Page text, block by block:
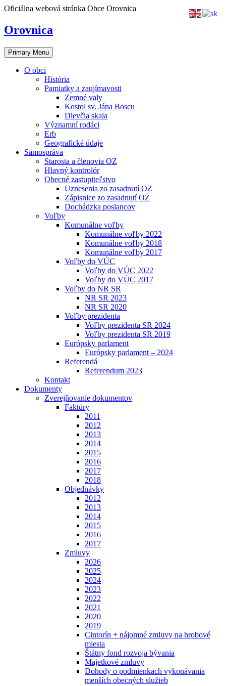
Skip
content
Oficiálna webová stránka Obce Orovnica
Orovnica
Primary Menu
O obci
História
Pamiatky a zaujímavosti
Zemné valy
Kostol sv. Jána Boscu
Dievčia skala
Významní rodáci
Erb
Geografické údaje
Samospráva
Starosta a členovia OZ
Hlavný kontrolór
Obecné zastupiteľstvo
Uznesenia zo zasadnutí OZ
Zápisnice zo zasadnutí OZ
Dochádzka poslancov
Voľby
Komunálne voľby
Komunálne voľby 2022
Komunálne voľby 2018
Komunálne voľby 2017
Voľby do VÚC
Voľby do VÚC 2022
Voľby do VÚC 2017
Voľby do NR SR
NR SR 2023
NR SR 2020
Voľby prezidenta
Voľby prezidenta SR 2024
Voľby prezidenta SR 2019
Európsky parlament
Európsky parlament – 2024
Referendá
Referendum 2023
Kontakt
Dokumenty
Zverejňovanie dokumentov
Faktúry
2011
2012
2013
2014
2015
2016
2017
2018
Objednávky
2012
2013
2014
2015
2016
2017
Zmluvy
2026
2025
2024
2023
2022
2021
2020
2019
Cintorín + nájomné zmluvy na hrobové
miesta
Štátny fond rozvoja bývania
Majetkové zmluvy
Dohody o podmienkach vykonávania
menších obecných služieb